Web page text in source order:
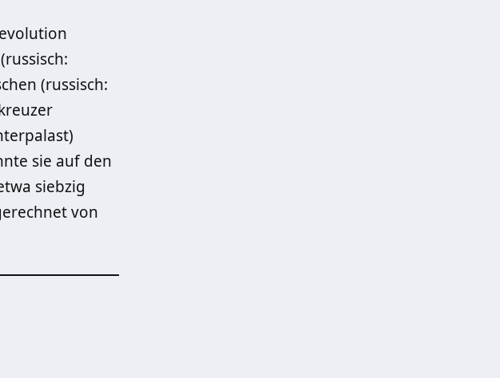
(russisch:
sie auf den
siebzig
von